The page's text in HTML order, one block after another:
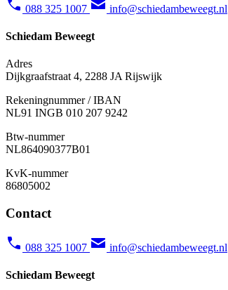
088 325 1007 info@schiedambeweegt.nl
Schiedam Beweegt
Adres
Dijkgraafstraat 4, 2288 JA Rijswijk
Rekeningnummer / IBAN
NL91 INGB 010 207 9242
Btw-nummer
NL864090377B01
KvK-nummer
86805002
Contact
088 325 1007 info@schiedambeweegt.nl
Schiedam Beweegt